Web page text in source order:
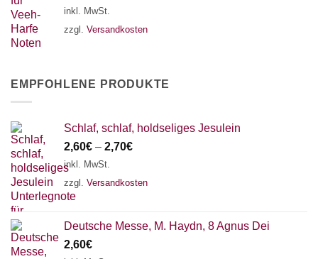
inkl. MwSt.
zzgl. Versandkosten
EMPFOHLENE PRODUKTE
Schlaf, schlaf, holdseliges Jesulein
2,60€ – 2,70€
inkl. MwSt.
zzgl. Versandkosten
Deutsche Messe, M. Haydn, 8 Agnus Dei
2,60€